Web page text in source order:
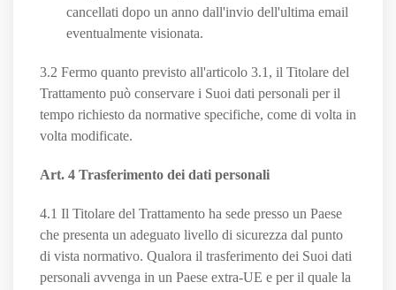
cancellati dopo un anno dall'invio dell'ultima email
eventualmente visionata.
3.2 Fermo quanto previsto all'articolo 3.1, il Titolare del
Trattamento può conservare i Suoi dati personali per il
tempo richiesto da normative specifiche, come di volta in
volta modificate.
Art. 4 Trasferimento dei dati personali
4.1 Il Titolare del Trattamento ha sede presso un Paese
che presenta un adeguato livello di sicurezza dal punto
di vista normativo. Qualora il trasferimento dei Suoi dati
personali avvenga in un Paese extra-UE e per il quale la